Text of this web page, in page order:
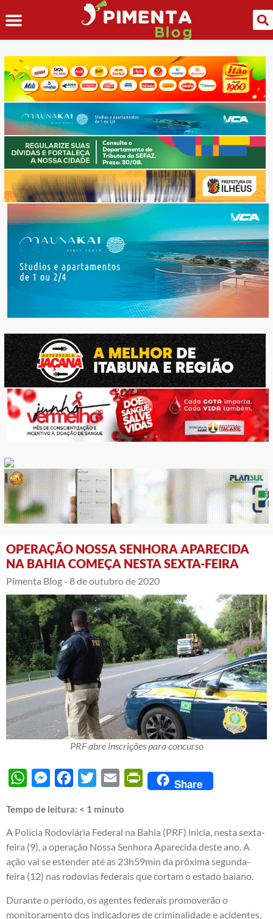
OPERAÇÃO NOSSA SENHORA APARECIDA
NA BAHIA COMEÇA NESTA SEXTA-FEIRA
Pimenta Blog - 8 de outubro de 2020
PRF abre inscrições para concurso
WhatsAppMessengerFacebook
Twitter Email PrintFriendly
Share
Tempo de leitura: < 1 minuto
A Polícia Rodoviária Federal na Bahia (PRF) inicia, nesta sexta-
feira (9), a operação Nossa Senhora Aparecida deste ano. A
ação vai se estender até as 23h59min da próxima segunda-
feira (12) nas rodovias federais que cortam o estado baiano.
Durante o período, os agentes federais promoverão o
monitoramento dos indicadores de criminalidade e acidentes,